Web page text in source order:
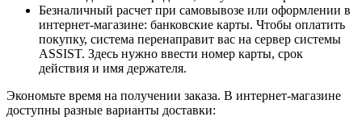
Безналичный расчет при самовывозе или оформлении в
интернет-магазине: банковские карты. Чтобы оплатить
покупку, система перенаправит вас на сервер системы
ASSIST. Здесь нужно ввести номер карты, срок
действия и имя держателя.
Экономьте время на получении заказа. В интернет-магазине
доступны разные варианты доставки: